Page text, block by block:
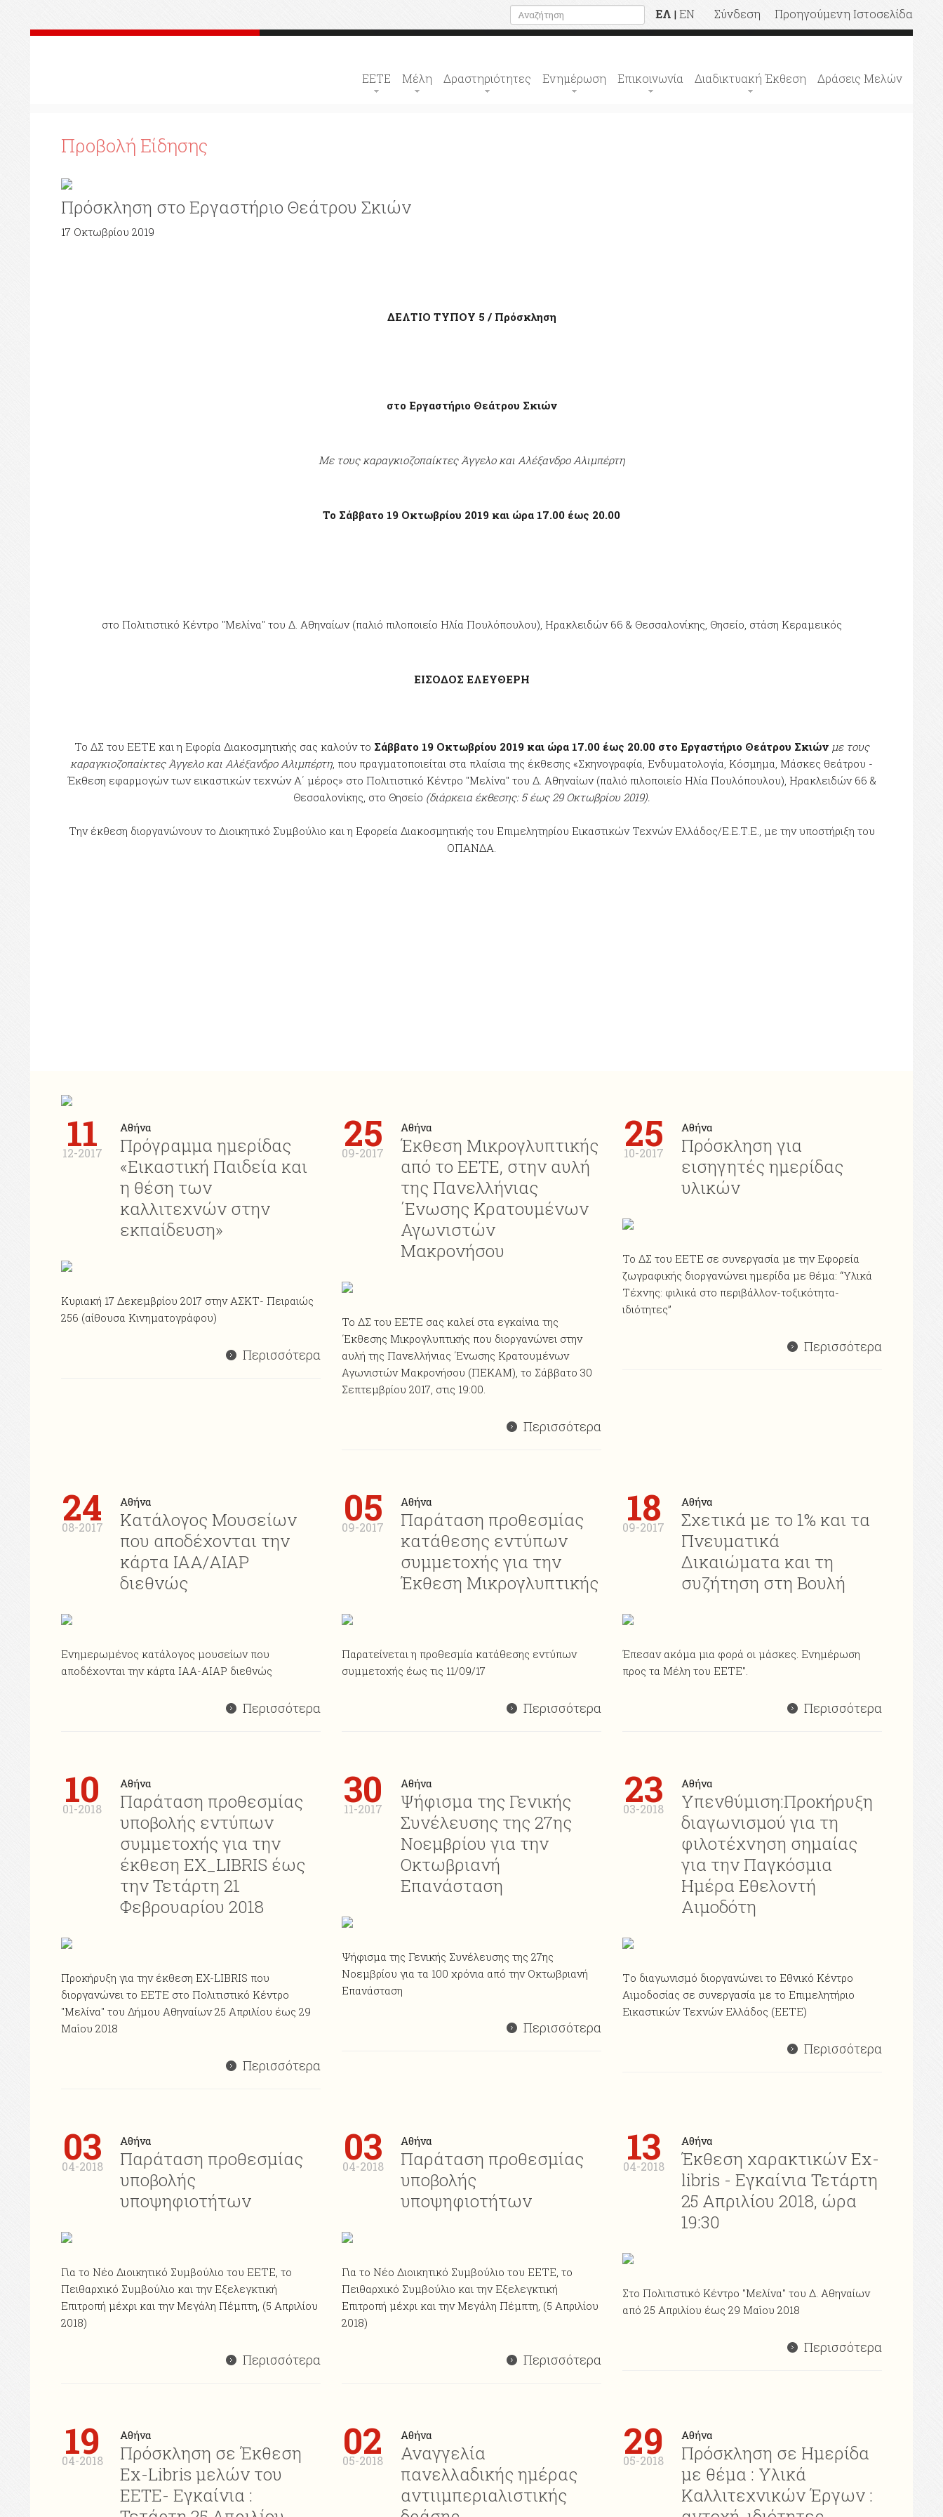
ΕΛ | EN Σύνδεση Προηγούμενη Ιστοσελίδα
ΕΕΤΕ Μέλη Δραστηριότητες Ενημέρωση Επικοινωνία Διαδικτυακή Έκθεση Δράσεις Μελών
Προβολή Είδησης
Πρόσκληση στο Εργαστήριο Θεάτρου Σκιών
17 Οκτωβρίου 2019
ΔΕΛΤΙΟ ΤΥΠΟΥ 5 / Πρόσκληση
στο Εργαστήριο Θεάτρου Σκιών
Με τους καραγκιοζοπαίκτες Άγγελο και Αλέξανδρο Αλιμπέρτη
Το Σάββατο 19 Οκτωβρίου 2019 και ώρα 17.00 έως 20.00
στο Πολιτιστικό Κέντρο "Μελίνα" του Δ. Αθηναίων (παλιό πιλοποιείο Ηλία Πουλόπουλου), Ηρακλειδών 66 & Θεσσαλονίκης, Θησείο, στάση Κεραμεικός
ΕΙΣΟΔΟΣ ΕΛΕΥΘΕΡΗ
Το ΔΣ του ΕΕΤΕ και η Εφορία Διακοσμητικής σας καλούν το Σάββατο 19 Οκτωβρίου 2019 και ώρα 17.00 έως 20.00 στο Εργαστήριο Θεάτρου Σκιών με τους
καραγκιοζοπαίκτες Άγγελο και Αλέξανδρο Αλιμπέρτη, που πραγματοποιείται στα πλαίσια της έκθεσης «Σκηνογραφία, Ενδυματολογία, Κόσμημα, Μάσκες θεάτρου -
Έκθεση εφαρμογών των εικαστικών τεχνών Α΄ μέρος» στο Πολιτιστικό Κέντρο "Μελίνα" του Δ. Αθηναίων (παλιό πιλοποιείο Ηλία Πουλόπουλου), Ηρακλειδών 66 &
Θεσσαλονίκης, στο Θησείο (διάρκεια έκθεσης: 5 έως 29 Οκτωβρίου 2019).
Την έκθεση διοργανώνουν το Διοικητικό Συμβούλιο και η Εφορεία Διακοσμητικής του Επιμελητηρίου Εικαστικών Τεχνών Ελλάδος/Ε.Ε.Τ.Ε., με την υποστήριξη του
ΟΠΑΝΔΑ.
11
12-2017
Αθήνα
Πρόγραμμα ημερίδας
«Εικαστική Παιδεία και
η θέση των
καλλιτεχνών στην
εκπαίδευση»
Κυριακή 17 Δεκεμβρίου 2017 στην ΑΣΚΤ- Πειραιώς
256 (αίθουσα Κινηματογράφου)
Περισσότερα
25
09-2017
Αθήνα
Έκθεση Μικρογλυπτικής
από το ΕΕΤΕ, στην αυλή
της Πανελλήνιας
΄Ενωσης Κρατουμένων
Αγωνιστών
Μακρονήσου
Το ΔΣ του ΕΕΤΕ σας καλεί στα εγκαίνια της
΄Εκθεσης Μικρογλυπτικής που διοργανώνει στην
αυλή της Πανελλήνιας ΄Ενωσης Κρατουμένων
Αγωνιστών Μακρονήσου (ΠΕΚΑΜ), το Σάββατο 30
Σεπτεμβρίου 2017, στις 19:00.
Περισσότερα
25
10-2017
Αθήνα
Πρόσκληση για
εισηγητές ημερίδας
υλικών
Το ΔΣ του ΕΕΤΕ σε συνεργασία με την Εφορεία
ζωγραφικής διοργανώνει ημερίδα με θέμα: “Υλικά
Τέχνης: φιλικά στο περιβάλλον-τοξικότητα-
ιδιότητες”
Περισσότερα
24
08-2017
Αθήνα
Κατάλογος Μουσείων
που αποδέχονται την
κάρτα ΙΑΑ/ΑΙΑP
διεθνώς
Ενημερωμένος κατάλογος μουσείων που
αποδέχονται την κάρτα ΙΑΑ-AIAP διεθνώς
Περισσότερα
05
09-2017
Αθήνα
Παράταση προθεσμίας
κατάθεσης εντύπων
συμμετοχής για την
Έκθεση Μικρογλυπτικής
Παρατείνεται η προθεσμία κατάθεσης εντύπων
συμμετοχής έως τις 11/09/17
Περισσότερα
18
09-2017
Αθήνα
Σχετικά με το 1% και τα
Πνευματικά
Δικαιώματα και τη
συζήτηση στη Βουλή
Έπεσαν ακόμα μια φορά οι μάσκες. Ενημέρωση
προς τα Μέλη του ΕΕΤΕ".
Περισσότερα
10
01-2018
Αθήνα
Παράταση προθεσμίας
υποβολής εντύπων
συμμετοχής για την
έκθεση ΕΧ_LIBRIS έως
την Τετάρτη 21
Φεβρουαρίου 2018
Προκήρυξη για την έκθεση ΕΧ-LIBRIS που
διοργανώνει το ΕΕΤΕ στο Πολιτιστικό Κέντρο
"Μελίνα" του Δήμου Αθηναίων 25 Απριλίου έως 29
Μαΐου 2018
Περισσότερα
30
11-2017
Αθήνα
Ψήφισμα της Γενικής
Συνέλευσης της 27ης
Νοεμβρίου για την
Οκτωβριανή
Επανάσταση
Ψήφισμα της Γενικής Συνέλευσης της 27ης
Νοεμβρίου για τα 100 χρόνια από την Οκτωβριανή
Επανάσταση
Περισσότερα
23
03-2018
Αθήνα
Υπενθύμιση:Προκήρυξη
διαγωνισμού για τη
φιλοτέχνηση σημαίας
για την Παγκόσμια
Ημέρα Εθελοντή
Αιμοδότη
Tο διαγωνισμό διοργανώνει το Εθνικό Κέντρο
Αιμοδοσίας σε συνεργασία με το Επιμελητήριο
Εικαστικών Τεχνών Ελλάδος (EETE)
Περισσότερα
03
04-2018
Αθήνα
Παράταση προθεσμίας
υποβολής
υποψηφιοτήτων
Για το Νέο Διοικητικό Συμβούλιο του ΕΕΤΕ, το
Πειθαρχικό Συμβούλιο και την Εξελεγκτική
Επιτροπή μέχρι και την Μεγάλη Πέμπτη, (5 Απριλίου
2018)
Περισσότερα
03
04-2018
Αθήνα
Παράταση προθεσμίας
υποβολής
υποψηφιοτήτων
Για το Νέο Διοικητικό Συμβούλιο του ΕΕΤΕ, το
Πειθαρχικό Συμβούλιο και την Εξελεγκτική
Επιτροπή μέχρι και την Μεγάλη Πέμπτη, (5 Απριλίου
2018)
Περισσότερα
13
04-2018
Αθήνα
Έκθεση χαρακτικών Ex-
libris - Εγκαίνια Τετάρτη
25 Απριλίου 2018, ώρα
19:30
Στο Πολιτιστικό Κέντρο "Μελίνα" του Δ. Αθηναίων
από 25 Απριλίου έως 29 Μαΐου 2018
Περισσότερα
19
04-2018
Αθήνα
Πρόσκληση σε Έκθεση
Ex-Libris μελών του
ΕΕΤΕ- Εγκαίνια :
02
05-2018
Αθήνα
Αναγγελία
πανελλαδικής ημέρας
αντιιμπεριαλιστικής
29
05-2018
Αθήνα
Πρόσκληση σε Ημερίδα
με θέμα : Υλικά
Καλλιτεχνικών Έργων :